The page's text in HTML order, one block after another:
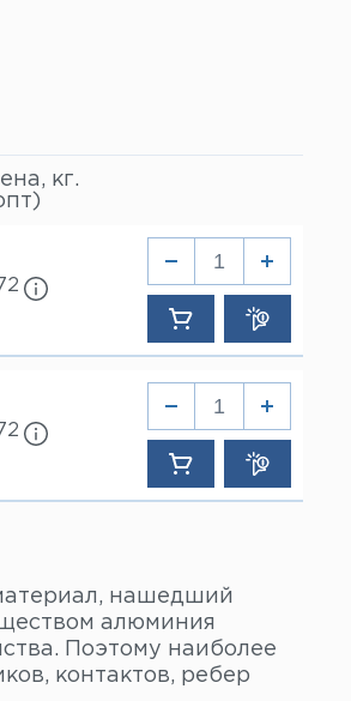
кг.
нашедший
алюминия
Поэтому наиболее
контактов, ребер